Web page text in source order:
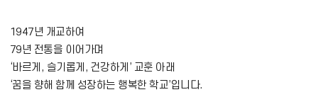
1947년 개교하여
79년 전통을 이어가며
‘바르게, 슬기롭게, 건강하게’ 교훈 아래
‘꿈을 향해 함께 성장하는 행복한 학교’입니다.